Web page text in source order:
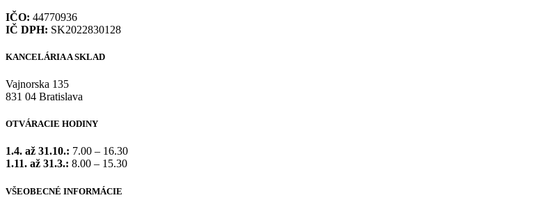
IČO: 44770936
IČ DPH: SK2022830128
KANCELÁRIA A SKLAD
Vajnorska 135
831 04 Bratislava
OTVÁRACIE HODINY
1.4. až 31.10.: 7.00 – 16.30
1.11. až 31.3.: 8.00 – 15.30
VŠEOBECNÉ INFORMÁCIE